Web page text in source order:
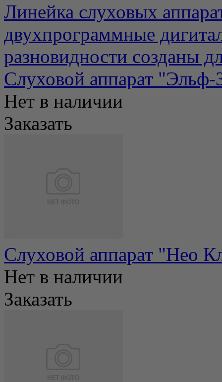
Линейка слуховых
двухпрограммные
разновидности созданы
Слуховой аппарат
Нет в наличии
Заказать
Слуховой аппарат "Нео
Нет в наличии
Заказать